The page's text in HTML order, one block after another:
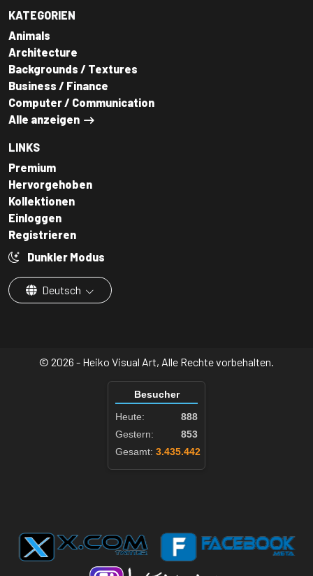
KATEGORIEN
Animals
Architecture
Backgrounds / Textures
Business / Finance
Computer / Communication
Alle anzeigen
LINKS
Premium
Hervorgehoben
Kollektionen
Einloggen
Registrieren
Dunkler Modus
Deutsch
© 2026 - Heiko Visual Art, Alle Rechte vorbehalten.
Besucher
Heute:
888
Gestern:
853
Gesamt: 3.435.442